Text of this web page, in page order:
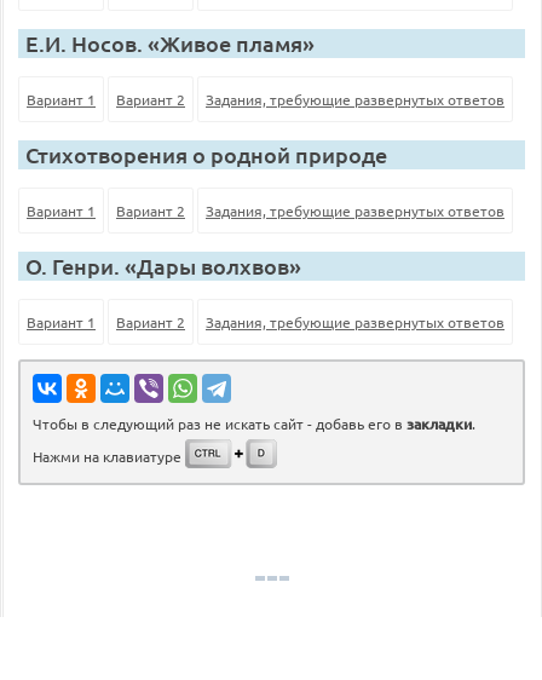
Е.И. Носов. «Живое пламя»
Вариант 1 Вариант 2 Задания, требующие развернутых ответов
Стихотворения о родной природе
Вариант 1 Вариант 2 Задания, требующие развернутых ответов
О. Генри. «Дары волхвов»
Вариант 1 Вариант 2 Задания, требующие развернутых ответов
Чтобы в следующий раз не искать сайт - добавь его в закладки.
Нажми на клавиатуре